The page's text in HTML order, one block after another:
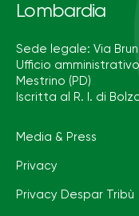
Lombardia
Sede legale: Via
Ufficio
Mestrino (PD)
Iscritta al R. I. di
Media & Press
Privacy
Privacy Despar Tribù